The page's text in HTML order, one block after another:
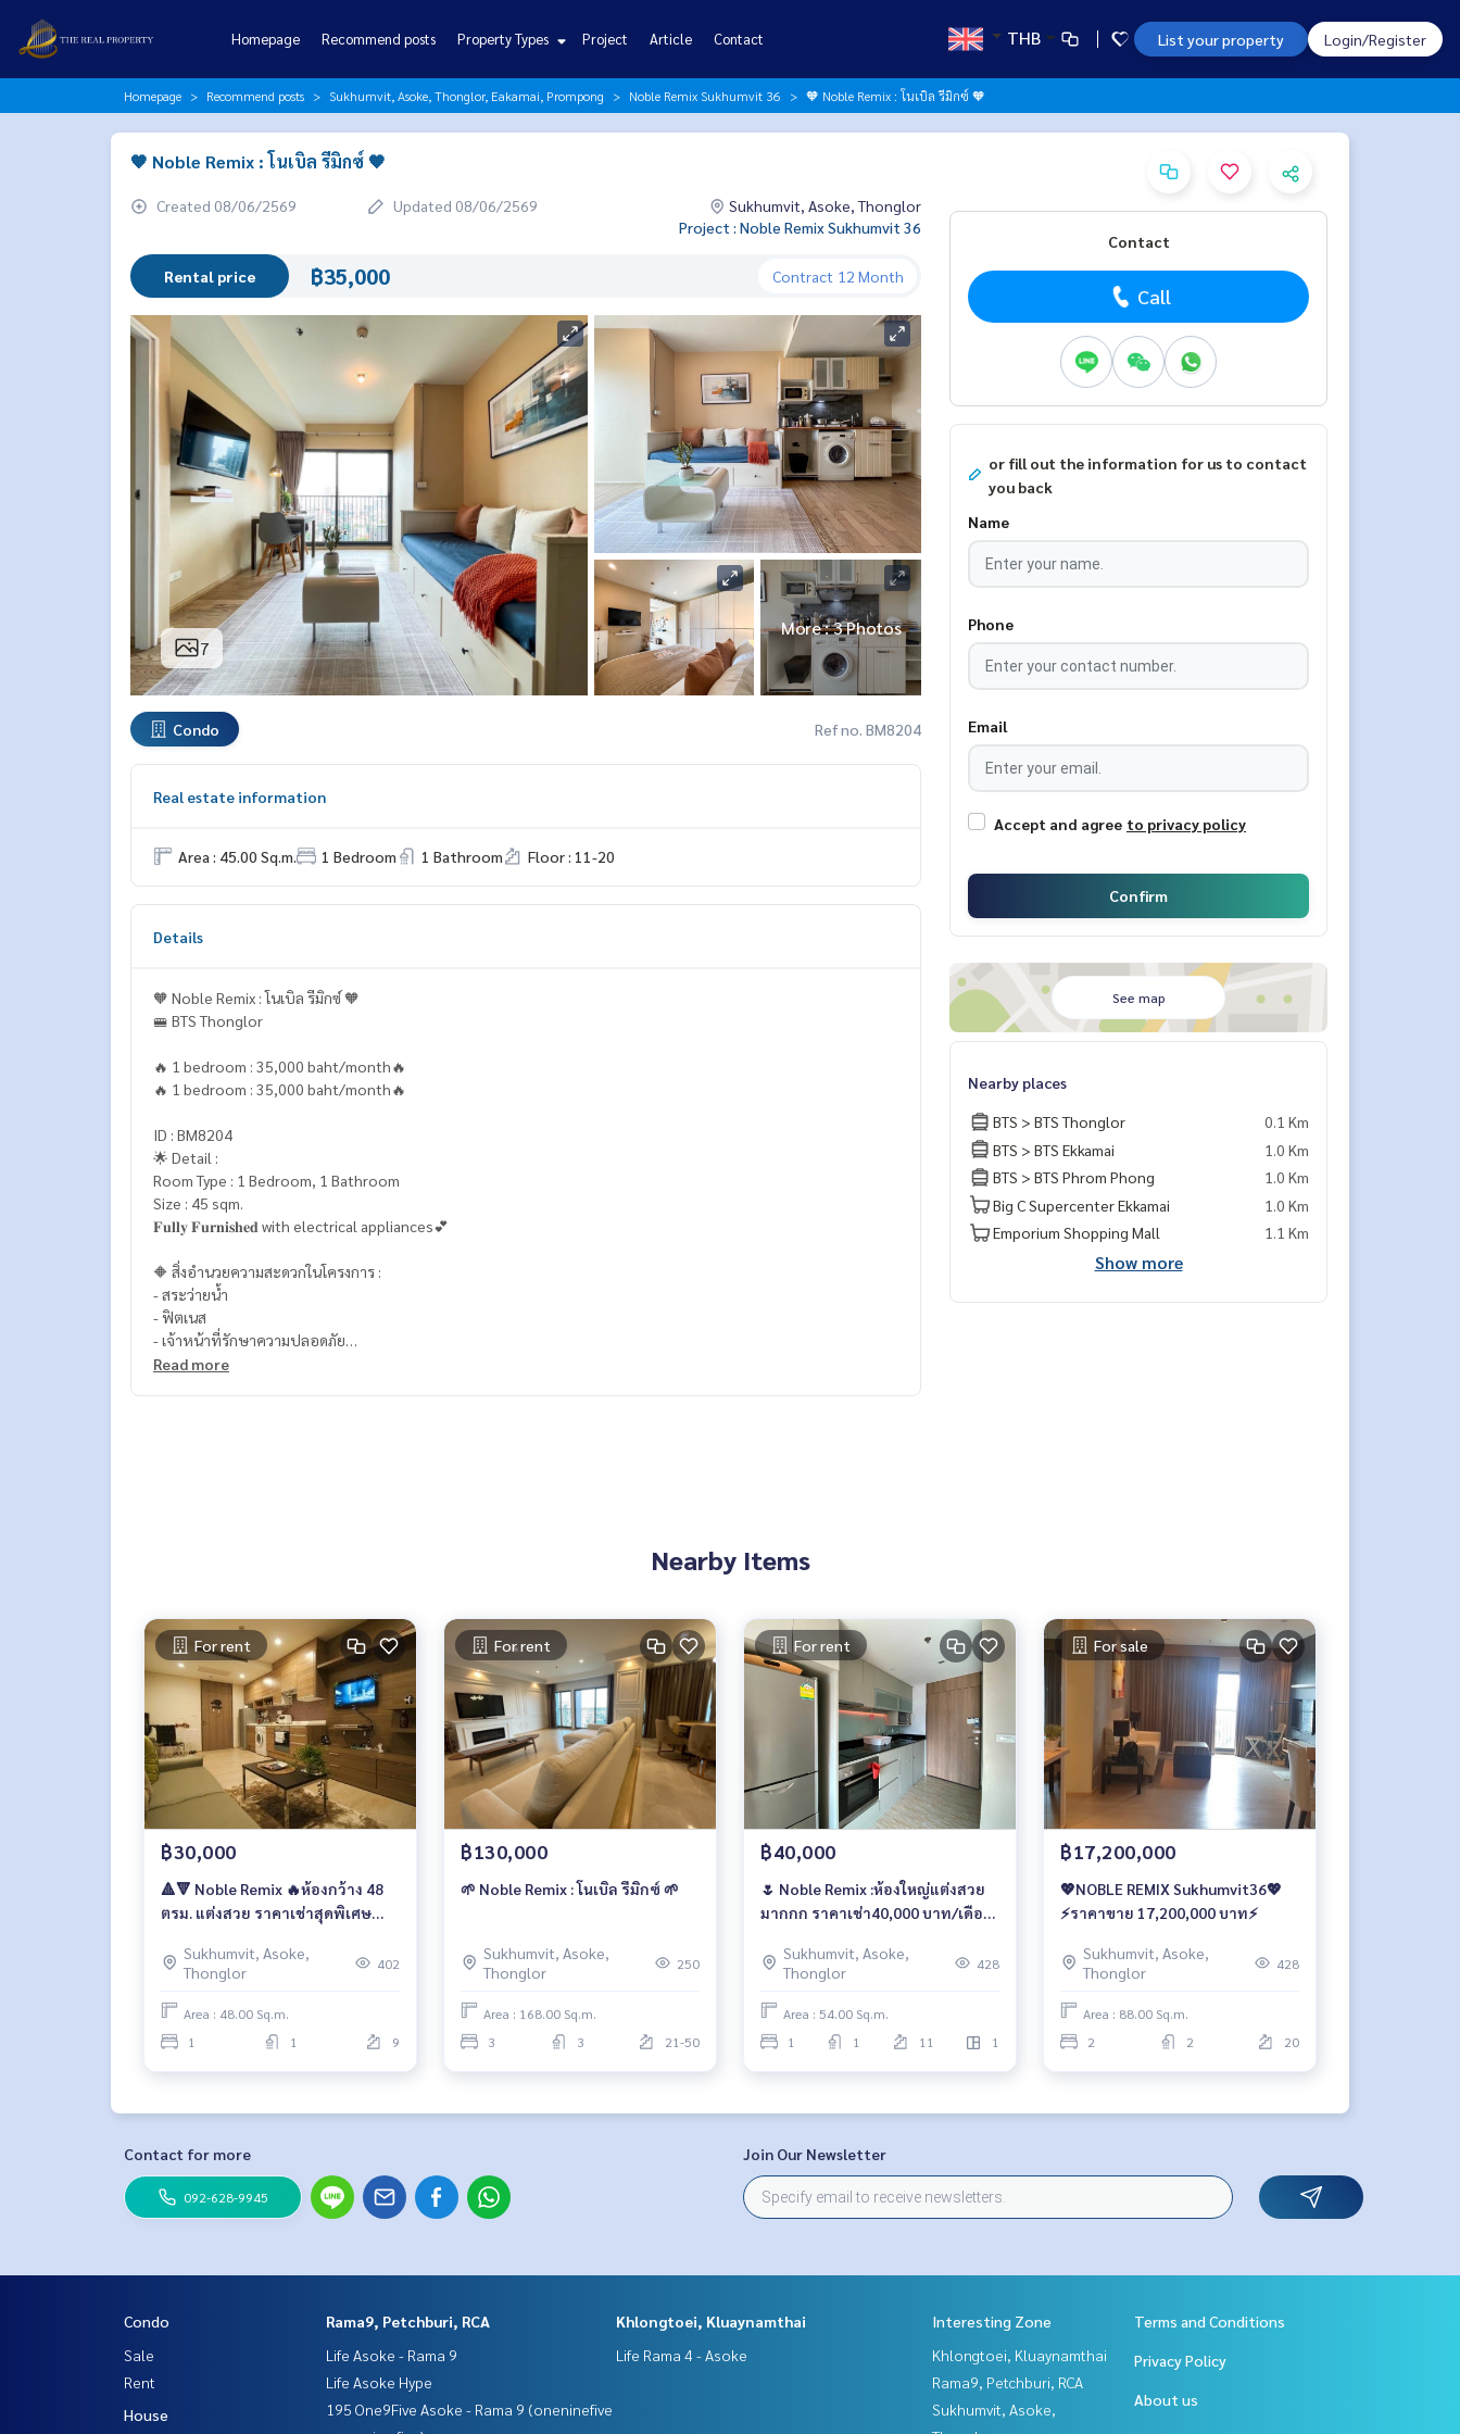
Homepage Recommend posts Property Types Project Article Contact THB List your property Login/Register
Homepage Recommend posts Sukhumvit, Asoke, Thonglor, Eakamai, Prompong Noble Remix Sukhumvit 36 🧡 Noble Remix : โนเบิล รีมิกซ์ 🧡
🧡 Noble Remix : โนเบิล รีมิกซ์ 🧡
Created 08/06/2569 Updated 08/06/2569
Sukhumvit, Asoke, Thonglor
Project : Noble Remix Sukhumvit 36
Rental price ฿35,000 Contract 12 Month
7
More : 3 Photos
Condo Ref no. BM8204
Real estate information
Area : 45.00 Sq.m. 1 Bedroom 1 Bathroom Floor : 11-20
Details
🧡 Noble Remix : โนเบิล รีมิกซ์ 🧡
🚝 BTS Thonglor
🔥 1 bedroom : 35,000 baht/month🔥
🔥 1 bedroom : 35,000 baht/month🔥
ID : BM8204
🌟 Detail :
Room Type : 1 Bedroom, 1 Bathroom
Size : 45 sqm.
𝐅𝐮𝐥𝐥𝐲 𝐅𝐮𝐫𝐧𝐢𝐬𝐡𝐞𝐝 with electrical appliances💕
🔶 สิ่งอำนวยความสะดวกในโครงการ :
- สระว่ายน้ำ
- ฟิตเนส
- เจ้าหน้าที่รักษาความปลอดภัย
- กล้องวงจรปิดโครงการ
• Rain Hill : 1 กม.
🥰 Contact
Line : @therealproperty
Wechat : TheRealP
WhatsApp :+66 82 269 6289
Tel092-628-9945Baimint
082-269-6289Mo for EN/TH
Read more
Contact
Call
or fill out the information for us to contact
you back
Name
Phone
Email
Accept and agree to privacy policy
Confirm
See map
Nearby places
BTS > BTS Thonglor
0.1 Km
BTS > BTS Ekkamai
1.0 Km
BTS > BTS Phrom Phong
1.0 Km
Big C Supercenter Ekkamai
1.0 Km
Emporium Shopping Mall
1.1 Km
Show more
Nearby Items
For rent
฿30,000
🔺🔻 Noble Remix 🔥ห้องกว้าง 48
ตรม. แต่งสวย ราคาเช่าสุดพิเศษ
Sukhumvit, Asoke,
Thonglor
402
Area : 48.00 Sq.m.
1
1 9
For rent
฿130,000
🌱 Noble Remix : โนเบิล รีมิกซ์ 🌱
Sukhumvit, Asoke,
Thonglor
250
Area : 168.00 Sq.m.
3
3 21-50
For rent
฿40,000
🌷 Noble Remix :ห้องใหญ่แต่งสวย
มากกก ราคาเช่า40,000 บาท/เดือน
Sukhumvit, Asoke,
Thonglor
428
Area : 54.00 Sq.m.
1
1 11 1
For sale
฿17,200,000
💖NOBLE REMIX Sukhumvit36💖
⚡️ราคาขาย 17,200,000 บาท⚡️
Sukhumvit, Asoke,
Thonglor
428
Area : 88.00 Sq.m.
2
2 20
Contact for more
092-628-9945
Join Our Newsletter
Condo
Sale
Rent
House
Rama9, Petchburi, RCA
Life Asoke - Rama 9
Life Asoke Hype
195 One9Five Asoke - Rama 9 (oneninefive
Khlongtoei, Kluaynamthai
Life Rama 4 - Asoke
Interesting Zone
Khlongtoei, Kluaynamthai
Rama9, Petchburi, RCA
Sukhumvit, Asoke,
Terms and Conditions
Privacy Policy
About us